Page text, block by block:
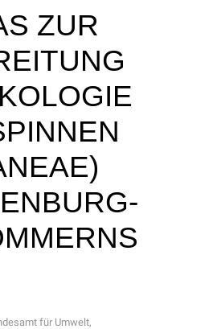
ZUR
für Umwelt,